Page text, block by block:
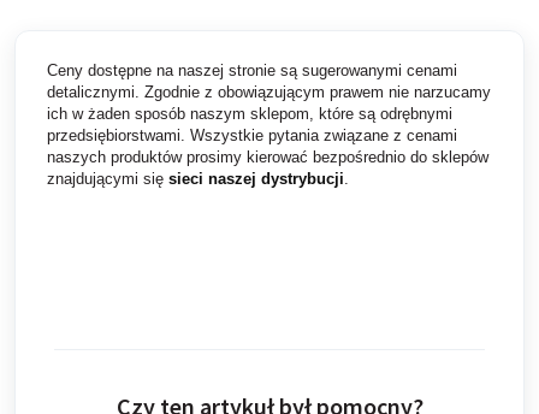
Ceny dostępne na naszej stronie są sugerowanymi cenami
detalicznymi. Zgodnie z obowiązującym prawem nie narzucamy
ich w żaden sposób naszym sklepom, które są odrębnymi
przedsiębiorstwami. Wszystkie pytania związane z cenami
naszych produktów prosimy kierować bezpośrednio do sklepów
znajdującymi się sieci naszej dystrybucji.
Czy ten artykuł był pomocny?